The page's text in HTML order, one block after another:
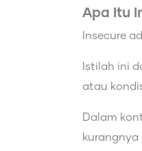
Apa Itu
Insecure
Istilah ini
atau
Dalam